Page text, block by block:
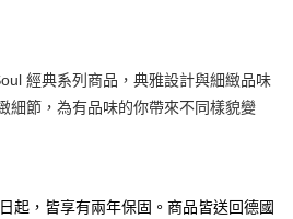
經典系列商品，典雅設計與細緻品味
細節，為有品味的你帶來不同樣貌變
起，皆享有兩年保固。商品皆送回德國